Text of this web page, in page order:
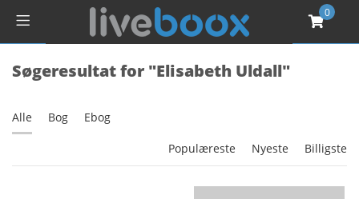
0
Søgeresultat for "Elisabeth Uldall"
Alle Bog Ebog
Populæreste Nyeste Billigste